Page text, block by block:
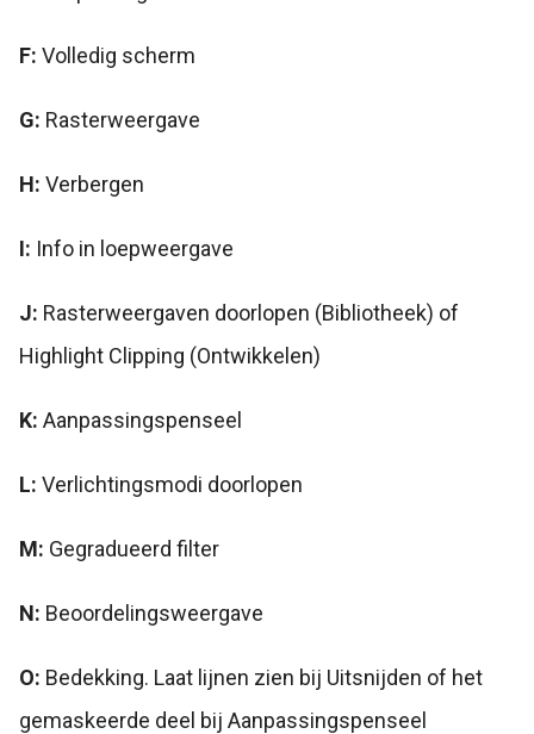
F: Volledig scherm
G: Rasterweergave
H: Verbergen
I: Info in loepweergave
J: Rasterweergaven doorlopen (Bibliotheek) of
Highlight Clipping (Ontwikkelen)
K: Aanpassingspenseel
L: Verlichtingsmodi doorlopen
M: Gegradueerd filter
N: Beoordelingsweergave
O: Bedekking. Laat lijnen zien bij Uitsnijden of het
gemaskeerde deel bij Aanpassingspenseel